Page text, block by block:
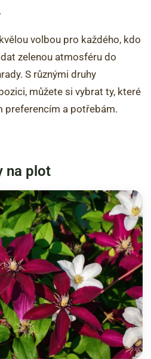
volbou pro každého, kdo
zelenou atmosféru do
S různými druhy
můžete si vybrat ty, které
preferencím a potřebám.
na plot